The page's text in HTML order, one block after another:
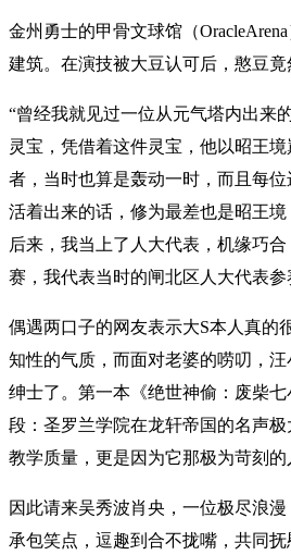
金州勇士的甲骨文球馆（
建筑。在演技被大豆认可后，憨豆竟
“曾经我就见过一位从元气塔内出来
灵宝，凭借着这件灵宝，他以昭王
者，当时也算是轰动一时，而且每
活着出来的话，修为最差也是昭王境
后来，我当上了人大代表，机缘巧
赛，我代表当时的闸北区人大代表参
偶遇两口子的网友表示大S本人真的
知性的气质，而面对老婆的唠叨，
绅士了。第一本《绝世神偷：废柴
段：圣罗兰学院在龙轩帝国的名声
教学质量，更是因为它那极为苛刻的
因此请来吴秀波肖央，一位极尽浪
承包笑点，逗趣到合不拢嘴，共同